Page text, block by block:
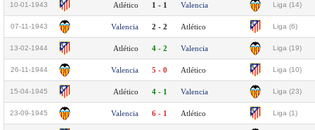
10-01-1943 Atlético 1 - 1 Valencia Liga (14)
07-11-1943 Valencia 2 - 2 Atlético Liga (6)
13-02-1944 Atlético 4 - 2 Valencia Liga (19)
26-11-1944 Valencia 5 - 0 Atlético Liga (10)
15-04-1945 Atlético 4 - 1 Valencia Liga (23)
23-09-1945 Valencia 6 - 1 Atlético Liga (1)